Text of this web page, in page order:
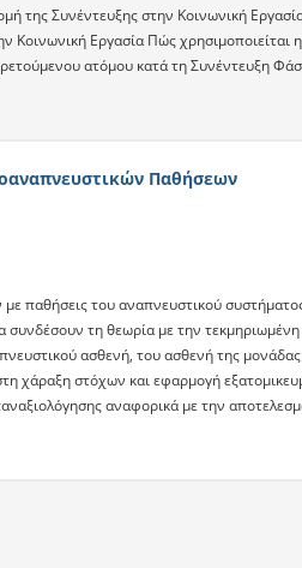
της Συνέντευξης στην Κοινωνική
Κοινωνική Εργασία Πώς χρησιμοποιείται
ατόμου κατά τη Συνέντευξη
Παθήσεων
παθήσεις του αναπνευστικού
τη θεωρία με την
ασθενή, του ασθενή της μονάδας
χάραξη στόχων και εφαρμογή
αναφορικά με την